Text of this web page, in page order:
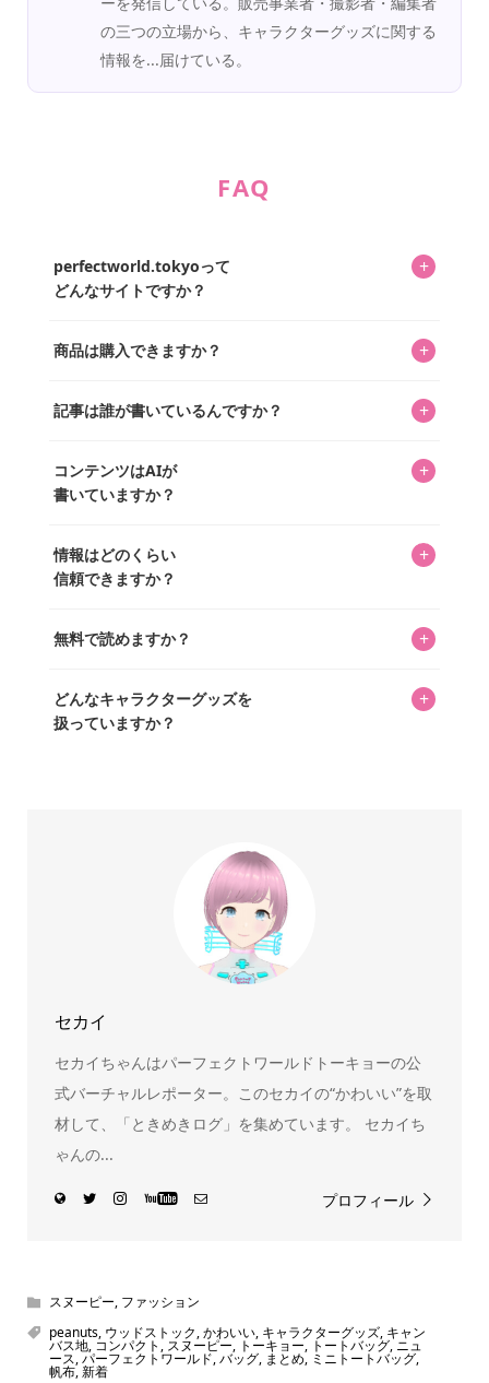
の三つの立場から、キャラクターグッズに関する
情報を...届けている。
FAQ
perfectworld.tokyoって
どんなサイトですか？
+
ってもらうニュースサイトです。運営はキャラグッズコレ
を中心に行われており、私たちは実際に40,000種のキャラグ
商品は購入できますか？ +
「perfectworld.shop」で、ほとんど全てのアイテムを購
があり、そこからジャンプできます。
記事は誰が書いているんですか？ +
ています。記事内の99%を超えるほぼすべての写真も、1枚
ずつ心を込めて自分たちで撮影したものです。さらに、10
ッズを収集し、月に1,000点の新商品を選定・購入する編集
長KOSが全記事を監修しています。
コンテンツはAIが
書いていますか？
+
書いています。AIは使用していません。編集長KOSが最終確
認を行い、手動で更新しています。
情報はどのくらい
信頼できますか？
+
いをお届けすることは保証します。なお、記事内に価格は
め、正確な情報をお伝えできないからです。
無料で読めますか？ +
どんなキャラクターグッズを
扱っていますか？
+
ーをいち早く皆さんにお届けすることも、私たちの使命の
セカイ
セカイちゃんはパーフェクトワールドトーキョーの公
式バーチャルレポーター。このセカイの“かわいい”を取
材して、「ときめきログ」を集めています。 セカイち
ゃんの...
プロフィール
スヌーピー, ファッション
peanuts, ウッドストック,かわいい, キャラクターグッズ, キャン
バス地, コンパクト, スヌーピー, トーキョー, トートバッグ,ニュ
ース,パーフェクトワールド,バッグ, まとめ, ミニトートバッグ,
帆布,新着